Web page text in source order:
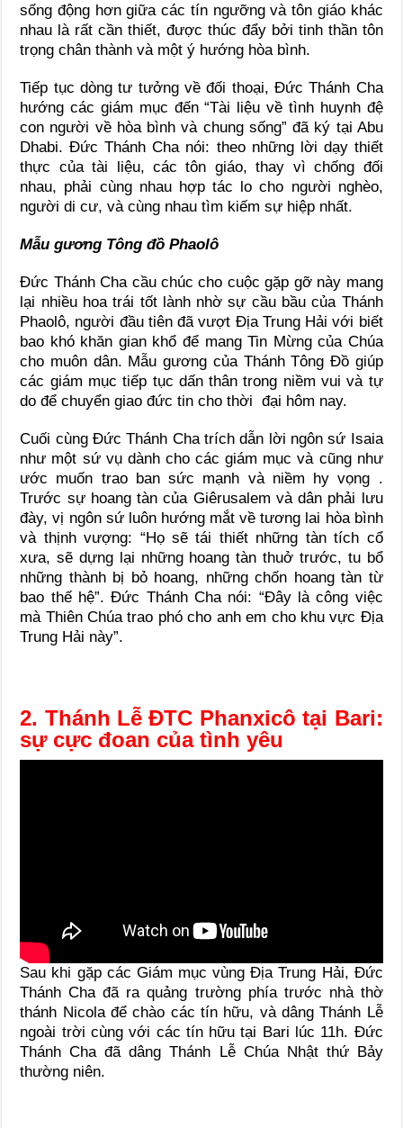
sống động hơn giữa các tín ngưỡng và tôn giáo khác
nhau là rất cần thiết, được thúc đẩy bởi tinh thần tôn
trọng chân thành và một ý hướng hòa bình.
Tiếp tục dòng tư tưởng về đối thoại, Đức Thánh Cha
hướng các giám mục đến “Tài liệu về tình huynh đệ
con người về hòa bình và chung sống” đã ký tại Abu
Dhabi. Đức Thánh Cha nói: theo những lời dạy thiết
thực của tài liệu, các tôn giáo, thay vì chống đối
nhau, phải cùng nhau hợp tác lo cho người nghèo,
người di cư, và cùng nhau tìm kiếm sự hiệp nhất.
Mẫu gương Tông đồ Phaolô
Đức Thánh Cha cầu chúc cho cuộc gặp gỡ này mang
lại nhiều hoa trái tốt lành nhờ sự cầu bầu của Thánh
Phaolô, người đầu tiên đã vượt Địa Trung Hải với biết
bao khó khăn gian khổ để mang Tin Mừng của Chúa
cho muôn dân. Mẫu gương của Thánh Tông Đồ giúp
các giám mục tiếp tục dấn thân trong niềm vui và tự
do để chuyển giao đức tin cho thời đại hôm nay.
Cuối cùng Đức Thánh Cha trích dẫn lời ngôn sứ Isaia
như một sứ vụ dành cho các giám mục và cũng như
ước muốn trao ban sức mạnh và niềm hy vọng .
Trước sự hoang tàn của Giêrusalem và dân phải lưu
đày, vị ngôn sứ luôn hướng mắt về tương lai hòa bình
và thịnh vượng: “Họ sẽ tái thiết những tàn tích cổ
xưa, sẽ dựng lại những hoang tàn thuở trước, tu bổ
những thành bị bỏ hoang, những chốn hoang tàn từ
bao thế hệ”. Đức Thánh Cha nói: “Đây là công việc
mà Thiên Chúa trao phó cho anh em cho khu vực Địa
Trung Hải này”.
2. Thánh Lễ ĐTC Phanxicô tại Bari:
sự cực đoan của tình yêu
Sau khi gặp các Giám mục vùng Địa Trung Hải, Đức
Thánh Cha đã ra quảng trường phía trước nhà thờ
thánh Nicola để chào các tín hữu, và dâng Thánh Lễ
ngoài trời cùng với các tín hữu tại Bari lúc 11h. Đức
Thánh Cha đã dâng Thánh Lễ Chúa Nhật thứ Bảy
thường niên.